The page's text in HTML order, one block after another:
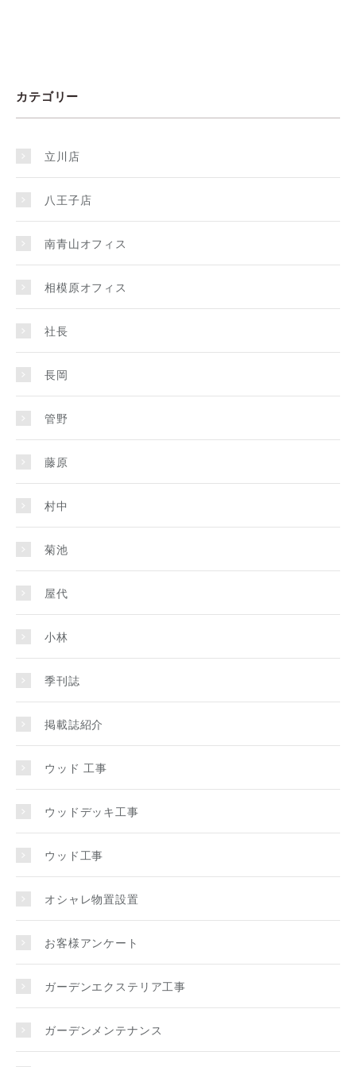
カテゴリー
立川店
八王子店
南青山オフィス
相模原オフィス
社長
長岡
管野
藤原
村中
菊池
屋代
小林
季刊誌
掲載誌紹介
ウッド 工事
ウッドデッキ工事
ウッド工事
オシャレ物置設置
お客様アンケート
ガーデンエクステリア工事
ガーデンメンテナンス